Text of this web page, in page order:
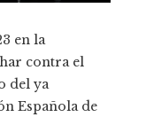
en la
contra el
del ya
Española de